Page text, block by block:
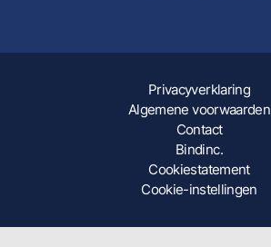
Privacyverklaring
Algemene voorwaarden
Contact
Bindinc.
Cookiestatement
Cookie-instellingen